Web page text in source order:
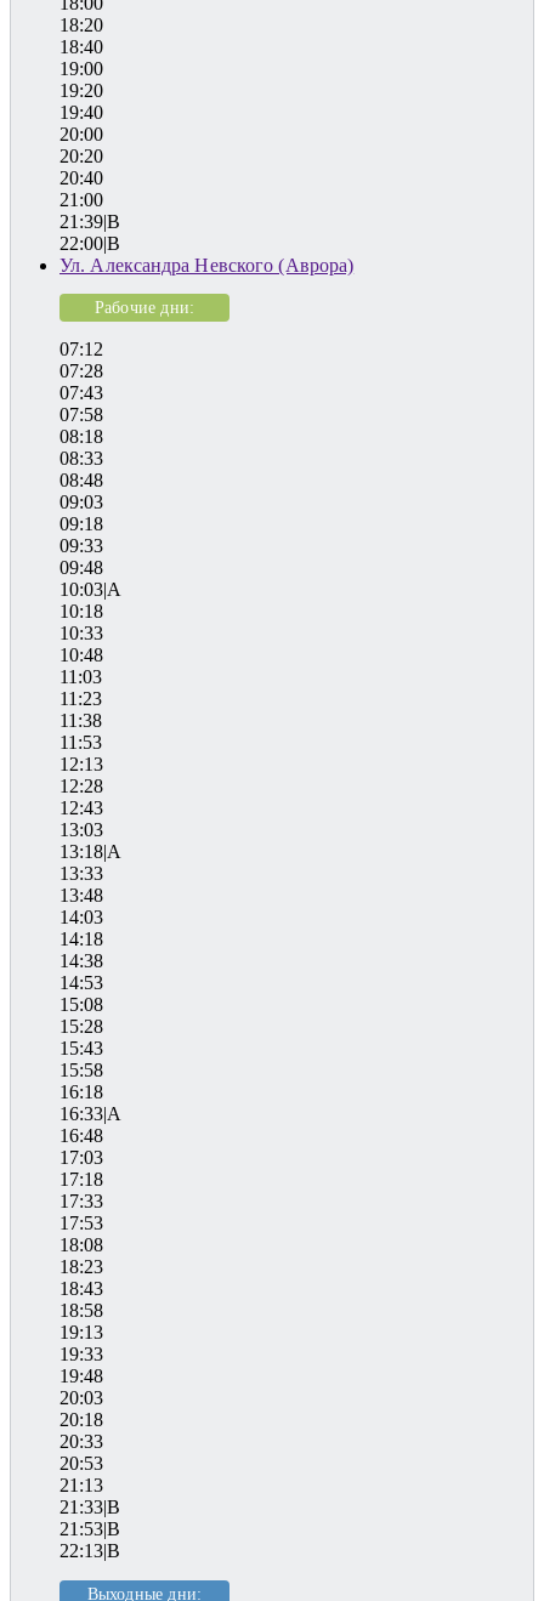
18:20
18:40
19:00
19:20
19:40
20:00
20:20
20:40
21:00
21:39|B
22:00|B
Ул. Александра Невского (Аврора)
Рабочие дни:
07:12
07:28
07:43
07:58
08:18
08:33
08:48
09:03
09:18
09:33
09:48
10:03|A
10:18
10:33
10:48
11:03
11:23
11:38
11:53
12:13
12:28
12:43
13:03
13:18|A
13:33
13:48
14:03
14:18
14:38
14:53
15:08
15:28
15:43
15:58
16:18
16:33|A
16:48
17:03
17:18
17:33
17:53
18:08
18:23
18:43
18:58
19:13
19:33
19:48
20:03
20:18
20:33
20:53
21:13
21:33|B
21:53|B
22:13|B
Выходные дни: